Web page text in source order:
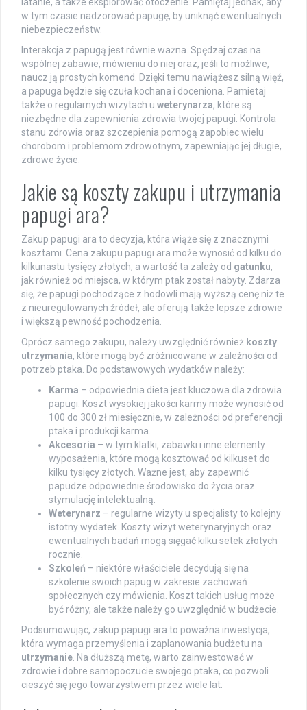
latanie, a także eksplorować otoczenie. Pamiętaj jednak, aby
w tym czasie nadzorować papugę, by uniknąć ewentualnych
niebezpieczeństw.
Interakcja z papugą jest równie ważna. Spędzaj czas na
wspólnej zabawie, mówieniu do niej oraz, jeśli to możliwe,
naucz ją prostych komend. Dzięki temu nawiążesz silną więź,
a papuga będzie się czuła kochana i doceniona. Pamietaj
także o regularnych wizytach u weterynarza, które są
niezbędne dla zapewnienia zdrowia twojej papugi. Kontrola
stanu zdrowia oraz szczepienia pomogą zapobiec wielu
chorobom i problemom zdrowotnym, zapewniając jej długie,
zdrowe życie.
Jakie są koszty zakupu i utrzymania
papugi ara?
Zakup papugi ara to decyzja, która wiąże się z znacznymi
kosztami. Cena zakupu papugi ara może wynosić od kilku do
kilkunastu tysięcy złotych, a wartość ta zależy od gatunku,
jak również od miejsca, w którym ptak został nabyty. Zdarza
się, że papugi pochodzące z hodowli mają wyższą cenę niż te
z nieuregulowanych źródeł, ale oferują także lepsze zdrowie
i większą pewność pochodzenia.
Oprócz samego zakupu, należy uwzględnić również koszty
utrzymania, które mogą być zróżnicowane w zależności od
potrzeb ptaka. Do podstawowych wydatków należy:
Karma – odpowiednia dieta jest kluczowa dla zdrowia
papugi. Koszt wysokiej jakości karmy może wynosić od
100 do 300 zł miesięcznie, w zależności od preferencji
ptaka i produkcji karma.
Akcesoria – w tym klatki, zabawki i inne elementy
wyposażenia, które mogą kosztować od kilkuset do
kilku tysięcy złotych. Ważne jest, aby zapewnić
papudze odpowiednie środowisko do życia oraz
stymulację intelektualną.
Weterynarz – regularne wizyty u specjalisty to kolejny
istotny wydatek. Koszty wizyt weterynaryjnych oraz
ewentualnych badań mogą sięgać kilku setek złotych
rocznie.
Szkoleń – niektóre właściciele decydują się na
szkolenie swoich papug w zakresie zachowań
społecznych czy mówienia. Koszt takich usług może
być różny, ale także należy go uwzględnić w budżecie.
Podsumowując, zakup papugi ara to poważna inwestycja,
która wymaga przemyślenia i zaplanowania budżetu na
utrzymanie. Na dłuższą metę, warto zainwestować w
zdrowie i dobre samopoczucie swojego ptaka, co pozwoli
cieszyć się jego towarzystwem przez wiele lat.